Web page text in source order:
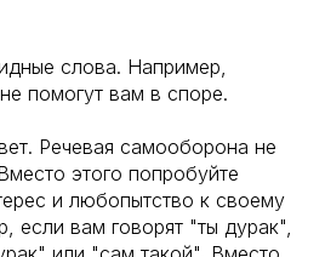
слова. Например,
помогут вам в споре.
Речевая самооборона не
этого попробуйте
и любопытство к своему
если вам говорят "ты дурак",